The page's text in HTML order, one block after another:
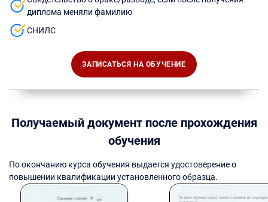
диплома меняли фамилию
СНИЛС
ЗАПИСАТЬСЯ НА ОБУЧЕНИЕ
Получаемый документ после прохождения
обучения
По окончанию курса обучения выдается удостоверение о
повышении квалификации установленного образца.